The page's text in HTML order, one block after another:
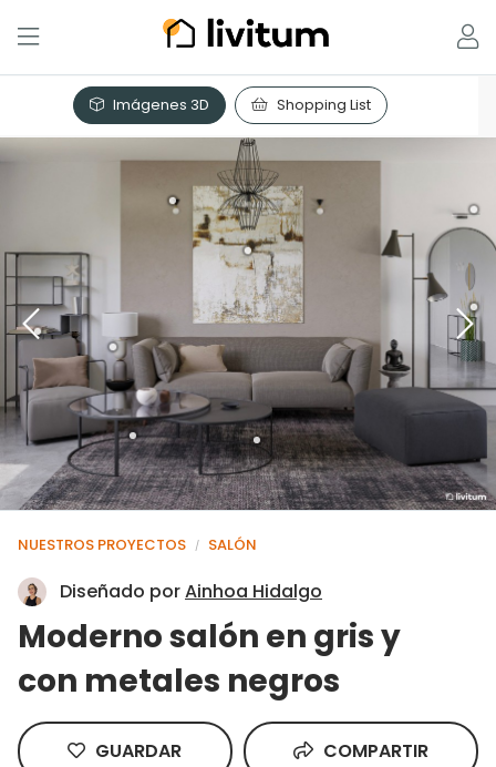
Imágenes 3D Shopping List
NUESTROS PROYECTOS / SALÓN
Diseñado porAinhoa Hidalgo
Moderno salón en gris y
con metales negros
GUARDAR COMPARTIR